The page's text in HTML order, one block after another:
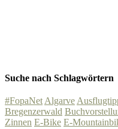
Suche nach Schlagwörtern
#FopaNet Algarve
Bregenzerwald
Zinnen E-Bike E-